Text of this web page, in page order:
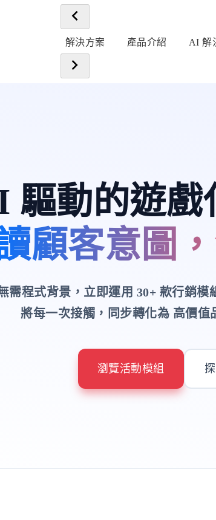
解決方案 產品介紹 AI 解
驅動的遊戲
顧客意圖
需程式背景，立即運用 30+ 款行銷模
將每一次接觸，同步轉化為 高價
瀏覽活動模組